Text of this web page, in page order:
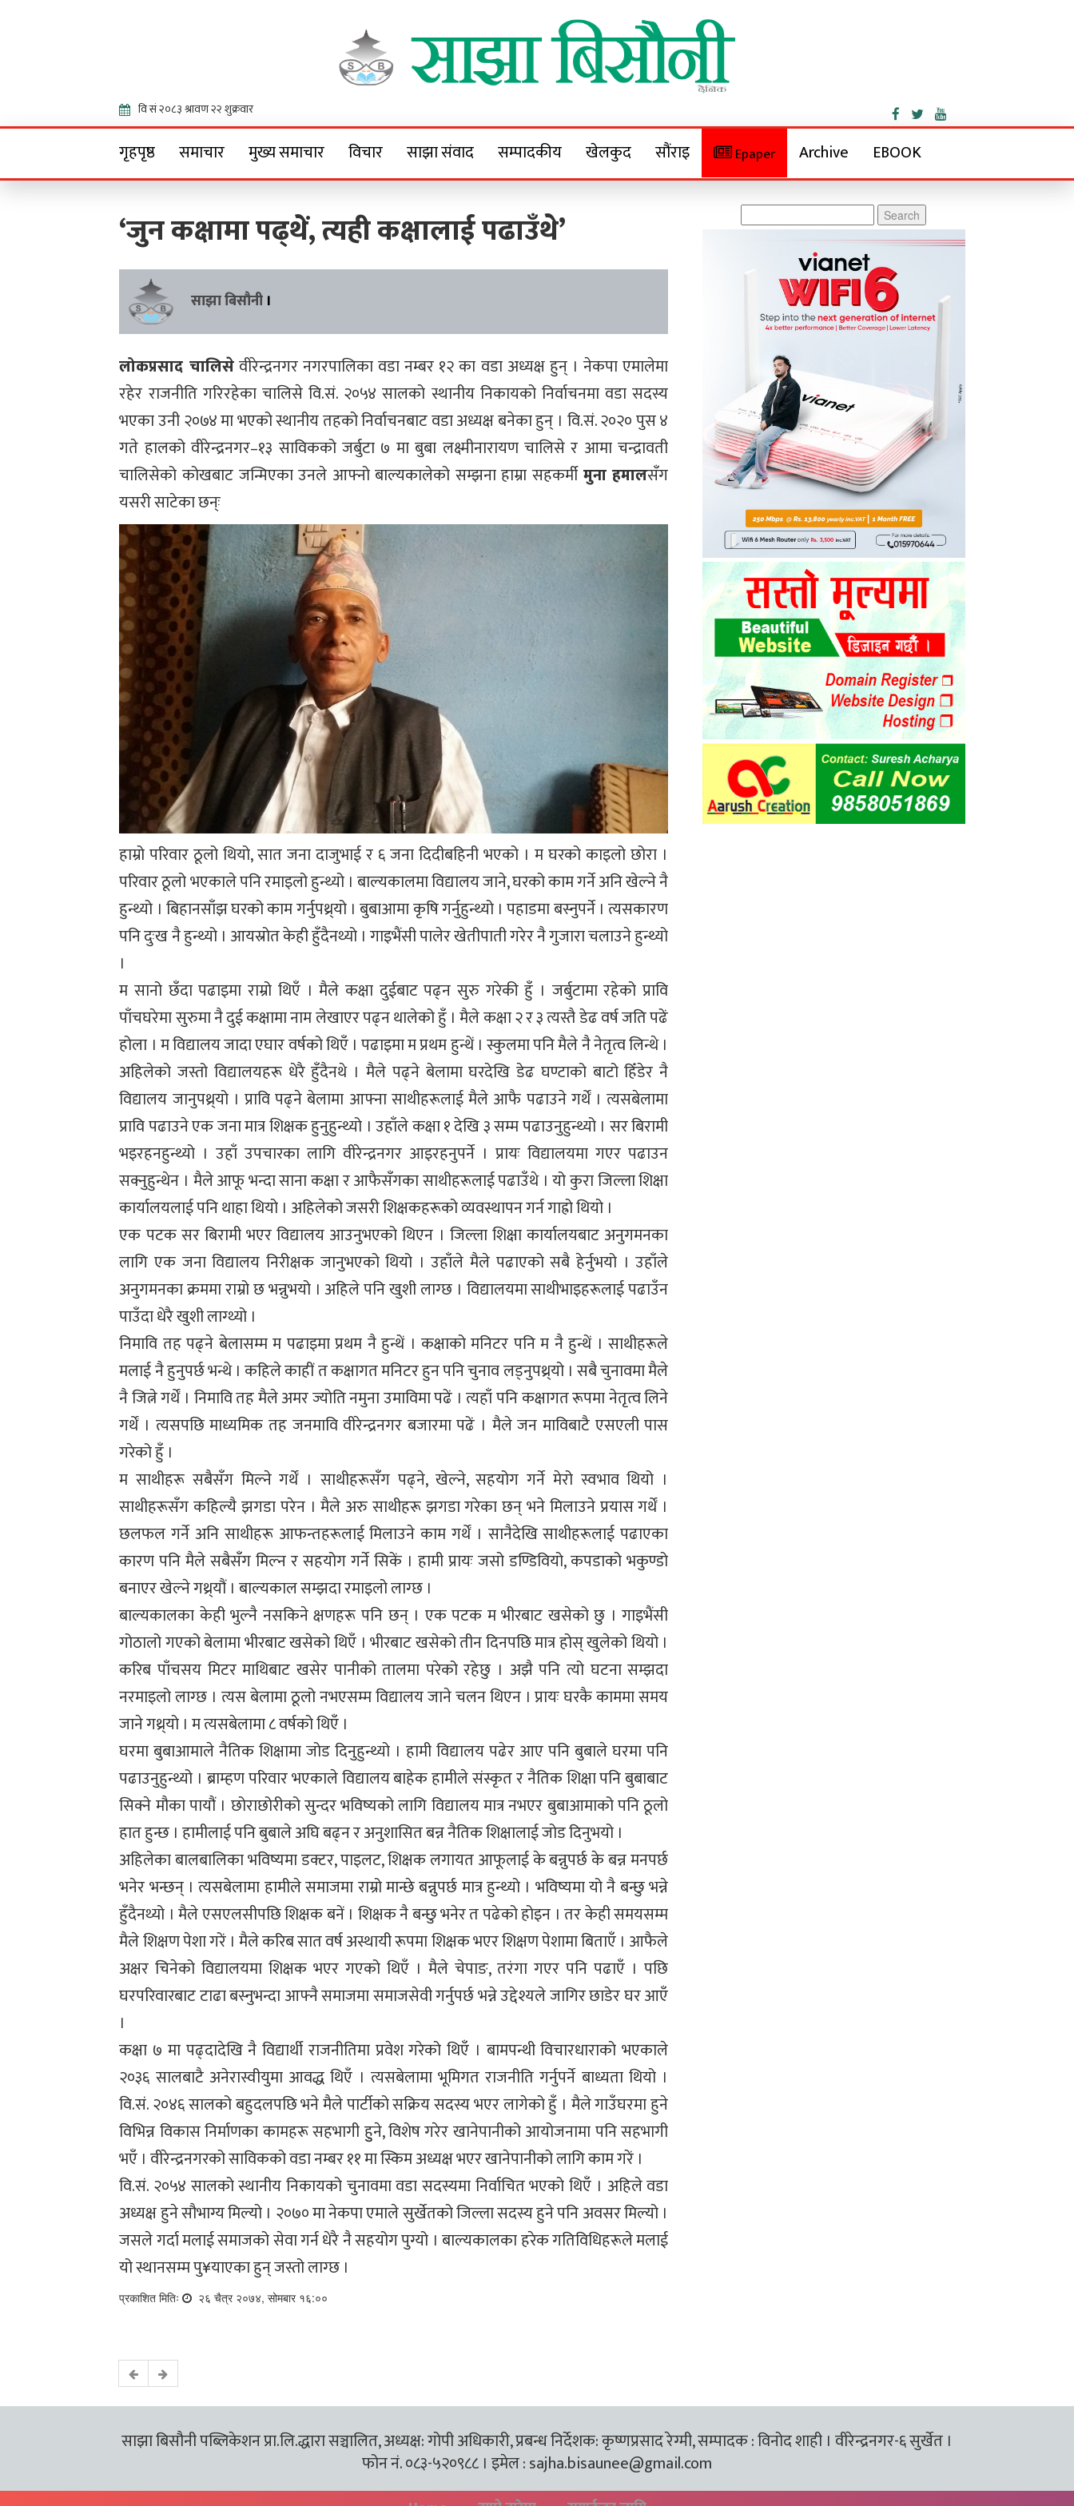
Sajha Bisaunee
गृहपृष्ठ समाचार मुख्य समाचार विचार साझा संवाद सम्पादकीय खेलकुद सौंराइ Epaper Archive EBOOK
‘जुन कक्षामा पढ्थें, त्यही कक्षालाई पढाउँथे’
साझा बिसौनी ।
लोकप्रसाद चालिसेवीरेन्द्रनगर नगरपालिका वडा नम्बर १२ का वडा अध्यक्ष हुन् । नेकपा एमालेमा
रहेर राजनीति गरिरहेका चालिसे वि.सं. २०५४ सालको स्थानीय निकायको निर्वाचनमा वडा सदस्य
भएका उनी २०७४ मा भएको स्थानीय तहको निर्वाचनबाट वडा अध्यक्ष बनेका हुन् । वि.सं. २०२० पुस ४
गते हालको वीरेन्द्रनगर–१३ साविकको जर्बुटा ७ मा बुबा लक्ष्मीनारायण चालिसे र आमा चन्द्रावती
चालिसेको कोखबाट जन्मिएका उनले आफ्नो बाल्यकालेको सम्झना हाम्रा सहकर्मीमुना हमालसँग
यसरी साटेका छन्ः
हाम्रो परिवार ठूलो थियो, सात जना दाजुभाई र ६ जना दिदीबहिनी भएको । म घरको काइलो छोरा ।
परिवार ठूलो भएकाले पनि रमाइलो हुन्थ्यो । बाल्यकालमा विद्यालय जाने, घरको काम गर्ने अनि खेल्ने नै
हुन्थ्यो । बिहानसाँझ घरको काम गर्नुपथ्र्यो । बुबाआमा कृषि गर्नुहुन्थ्यो । पहाडमा बस्नुपर्ने । त्यसकारण
पनि दुःख नै हुन्थ्यो । आयस्रोत केही हुँदैनथ्यो । गाइभैंसी पालेर खेतीपाती गरेर नै गुजारा चलाउने हुन्थ्यो
।
म सानो छँदा पढाइमा राम्रो थिएँ । मैले कक्षा दुईबाट पढ्न सुरु गरेकी हुँ । जर्बुटामा रहेको प्रावि
पाँचघरेमा सुरुमा नै दुई कक्षामा नाम लेखाएर पढ्न थालेको हुँ । मैले कक्षा २ र ३ त्यस्तै डेढ वर्ष जति पढें
होला । म विद्यालय जादा एघार वर्षको थिएँ । पढाइमा म प्रथम हुन्थें । स्कुलमा पनि मैले नै नेतृत्व लिन्थे ।
अहिलेको जस्तो विद्यालयहरू धेरै हुँदैनथे । मैले पढ्ने बेलामा घरदेखि डेढ घण्टाको बाटो हिँडेर नै
विद्यालय जानुपथ्र्यो । प्रावि पढ्ने बेलामा आफ्ना साथीहरूलाई मैले आफै पढाउने गर्थें । त्यसबेलामा
प्रावि पढाउने एक जना मात्र शिक्षक हुनुहुन्थ्यो । उहाँले कक्षा १ देखि ३ सम्म पढाउनुहुन्थ्यो । सर बिरामी
भइरहनहुन्थ्यो । उहाँ उपचारका लागि वीरेन्द्रनगर आइरहनुपर्ने । प्रायः विद्यालयमा गएर पढाउन
सक्नुहुन्थेन । मैले आफू भन्दा साना कक्षा र आफैसँगका साथीहरूलाई पढाउँथे । यो कुरा जिल्ला शिक्षा
कार्यालयलाई पनि थाहा थियो । अहिलेको जसरी शिक्षकहरूको व्यवस्थापन गर्न गाह्रो थियो ।
एक पटक सर बिरामी भएर विद्यालय आउनुभएको थिएन । जिल्ला शिक्षा कार्यालयबाट अनुगमनका
लागि एक जना विद्यालय निरीक्षक जानुभएको थियो । उहाँले मैले पढाएको सबै हेर्नुभयो । उहाँले
अनुगमनका क्रममा राम्रो छ भन्नुभयो । अहिले पनि खुशी लाग्छ । विद्यालयमा साथीभाइहरूलाई पढाउँन
पाउँदा धेरै खुशी लाग्थ्यो ।
निमावि तह पढ्ने बेलासम्म म पढाइमा प्रथम नै हुन्थें । कक्षाको मनिटर पनि म नै हुन्थें । साथीहरूले
मलाई नै हुनुपर्छ भन्थे । कहिले काहीं त कक्षागत मनिटर हुन पनि चुनाव लड्नुपथ्र्यो । सबै चुनावमा मैले
नै जित्ने गर्थें । निमावि तह मैले अमर ज्योति नमुना उमाविमा पढें । त्यहाँ पनि कक्षागत रूपमा नेतृत्व लिने
गर्थें । त्यसपछि माध्यमिक तह जनमावि वीरेन्द्रनगर बजारमा पढें । मैले जन माविबाटै एसएली पास
गरेको हुँ ।
म साथीहरू सबैसँग मिल्ने गर्थें । साथीहरूसँग पढ्ने, खेल्ने, सहयोग गर्ने मेरो स्वभाव थियो ।
साथीहरूसँग कहिल्यै झगडा परेन । मैले अरु साथीहरू झगडा गरेका छन् भने मिलाउने प्रयास गर्थें ।
छलफल गर्ने अनि साथीहरू आफन्तहरूलाई मिलाउने काम गर्थें । सानैदेखि साथीहरूलाई पढाएका
कारण पनि मैले सबैसँग मिल्न र सहयोग गर्ने सिकें । हामी प्रायः जसो डण्डिवियो, कपडाको भकुण्डो
बनाएर खेल्ने गथ्र्यौं । बाल्यकाल सम्झदा रमाइलो लाग्छ ।
बाल्यकालका केही भुल्नै नसकिने क्षणहरू पनि छन् । एक पटक म भीरबाट खसेको छु । गाइभैंसी
गोठालो गएको बेलामा भीरबाट खसेको थिएँ । भीरबाट खसेको तीन दिनपछि मात्र होस् खुलेको थियो ।
करिब पाँचसय मिटर माथिबाट खसेर पानीको तालमा परेको रहेछु । अझै पनि त्यो घटना सम्झदा
नरमाइलो लाग्छ । त्यस बेलामा ठूलो नभएसम्म विद्यालय जाने चलन थिएन । प्रायः घरकै काममा समय
जाने गथ्र्यो । म त्यसबेलामा ८ वर्षको थिएँ ।
घरमा बुबाआमाले नैतिक शिक्षामा जोड दिनुहुन्थ्यो । हामी विद्यालय पढेर आए पनि बुबाले घरमा पनि
पढाउनुहुन्थ्यो । ब्राम्हण परिवार भएकाले विद्यालय बाहेक हामीले संस्कृत र नैतिक शिक्षा पनि बुबाबाट
सिक्ने मौका पायौं । छोराछोरीको सुन्दर भविष्यको लागि विद्यालय मात्र नभएर बुबाआमाको पनि ठूलो
हात हुन्छ । हामीलाई पनि बुबाले अघि बढ्न र अनुशासित बन्न नैतिक शिक्षालाई जोड दिनुभयो ।
अहिलेका बालबालिका भविष्यमा डक्टर, पाइलट, शिक्षक लगायत आफूलाई के बन्नुपर्छ के बन्न मनपर्छ
भनेर भन्छन् । त्यसबेलामा हामीले समाजमा राम्रो मान्छे बन्नुपर्छ मात्र हुन्थ्यो । भविष्यमा यो नै बन्छु भन्ने
हुँदैनथ्यो । मैले एसएलसीपछि शिक्षक बनें । शिक्षक नै बन्छु भनेर त पढेको होइन । तर केही समयसम्म
मैले शिक्षण पेशा गरें । मैले करिब सात वर्ष अस्थायी रूपमा शिक्षक भएर शिक्षण पेशामा बिताएँ । आफैले
अक्षर चिनेको विद्यालयमा शिक्षक भएर गएको थिएँ । मैले चेपाङ, तरंगा गएर पनि पढाएँ । पछि
घरपरिवारबाट टाढा बस्नुभन्दा आफ्नै समाजमा समाजसेवी गर्नुपर्छ भन्ने उद्देश्यले जागिर छाडेर घर आएँ
।
कक्षा ७ मा पढ्दादेखि नै विद्यार्थी राजनीतिमा प्रवेश गरेको थिएँ । बामपन्थी विचारधाराको भएकाले
२०३६ सालबाटै अनेरास्वीयुमा आवद्ध थिएँ । त्यसबेलामा भूमिगत राजनीति गर्नुपर्ने बाध्यता थियो ।
वि.सं. २०४६ सालको बहुदलपछि भने मैले पार्टीको सक्रिय सदस्य भएर लागेको हुँ । मैले गाउँघरमा हुने
विभिन्न विकास निर्माणका कामहरू सहभागी हुुने, विशेष गरेर खानेपानीको आयोजनामा पनि सहभागी
भएँ । वीरेन्द्रनगरको साविकको वडा नम्बर ११ मा स्किम अध्यक्ष भएर खानेपानीको लागि काम गरें ।
वि.सं. २०५४ सालको स्थानीय निकायको चुनावमा वडा सदस्यमा निर्वाचित भएको थिएँ । अहिले वडा
अध्यक्ष हुने सौभाग्य मिल्यो । २०७० मा नेकपा एमाले सुर्खेतको जिल्ला सदस्य हुने पनि अवसर मिल्यो ।
जसले गर्दा मलाई समाजको सेवा गर्न धेरै नै सहयोग पुग्यो । बाल्यकालका हरेक गतिविधिहरूले मलाई
यो स्थानसम्म पु¥याएका हुन् जस्तो लाग्छ ।
प्रकाशित मितिः २६ चैत्र २०७४, सोमबार १६:००
for:
साझा बिसौनी पब्लिकेशन प्रा.लि.द्धारा सञ्चालित, अध्यक्ष: गोपी अधिकारी, प्रबन्ध निर्देशक: कृष्णप्रसाद रेग्मी, सम्पादक : विनोद शाही । वीरेन्द्रनगर-६ सुर्खेत ।
फोन नं. ०८३-५२०९८८ । इमेल :sajha.bisaunee@gmail.com